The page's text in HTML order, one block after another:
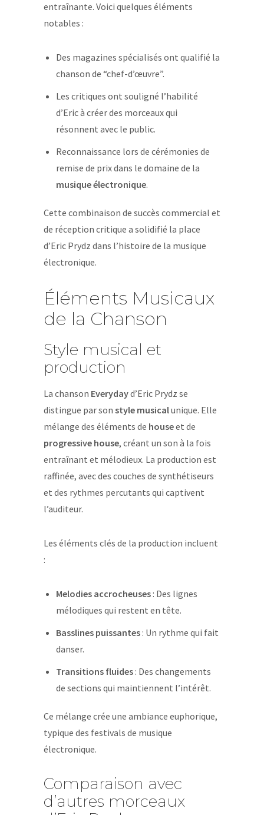
entraînante. Voici quelques éléments
notables :
Des magazines spécialisés ont qualifié la
chanson de “chef-d’œuvre”.
Les critiques ont souligné l’habilité
d’Eric à créer des morceaux qui
résonnent avec le public.
Reconnaissance lors de cérémonies de
remise de prix dans le domaine de la
musique électronique.
Cette combinaison de succès commercial et
de réception critique a solidifié la place
d’Eric Prydz dans l’histoire de la musique
électronique.
Éléments Musicaux
de la Chanson
Style musical et
production
La chanson Everydayd’Eric Prydz se
distingue par son style musicalunique. Elle
mélange des éléments de houseet de
progressive house, créant un son à la fois
entraînant et mélodieux. La production est
raffinée, avec des couches de synthétiseurs
et des rythmes percutants qui captivent
l’auditeur.
Les éléments clés de la production incluent
:
Melodies accrocheuses: Des lignes
mélodiques qui restent en tête.
Basslines puissantes: Un rythme qui fait
danser.
Transitions fluides: Des changements
de sections qui maintiennent l’intérêt.
Ce mélange crée une ambiance euphorique,
typique des festivals de musique
électronique.
Comparaison avec
d’autres morceaux